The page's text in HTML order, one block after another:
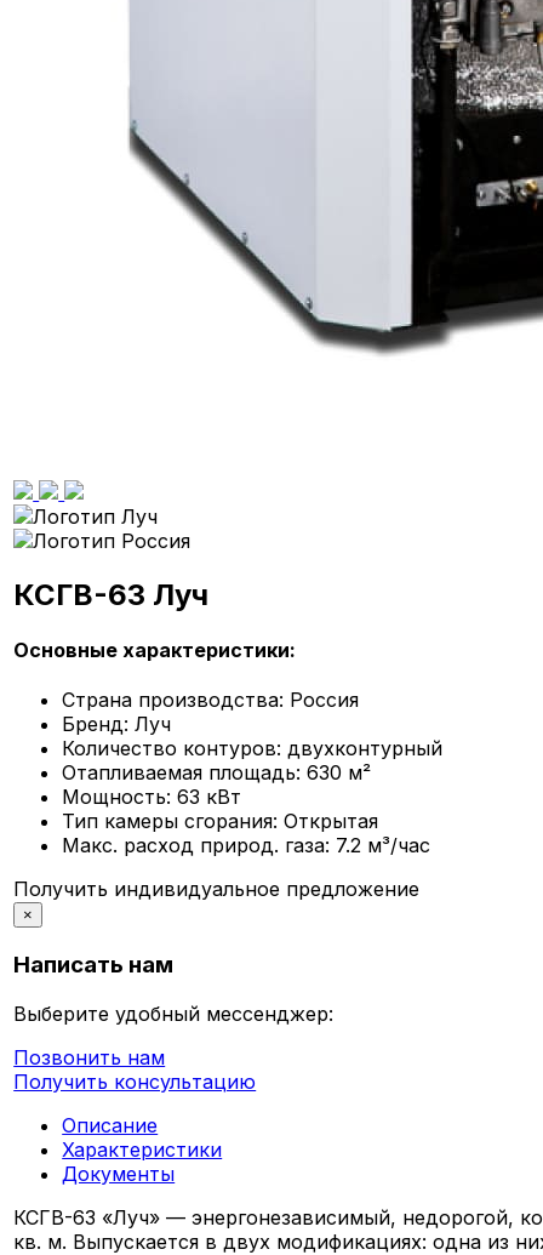
КСГВ-63 Луч
Основные характеристики:
Страна производства: Россия
Бренд: Луч
Количество контуров: двухконтурный
Отапливаемая площадь: 630 м²
Мощность: 63 кВт
Тип камеры сгорания: Открытая
Макс. расход природ. газа: 7.2 м³/час
Получить индивидуальное предложение
×
Написать нам
Выберите удобный мессенджер:
Позвонить нам
Получить консультацию
Описание
Характеристики
Документы
КСГВ-63 «Луч» — энергонезависимый, недорогой,
кв. м. Выпускается в двух модификациях: одна из